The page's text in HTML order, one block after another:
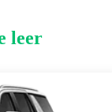
leer